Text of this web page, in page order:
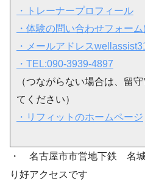
・トレーナープロフィール
・体験の問い合わせフォー
・メールアドレス
・TEL:090-3939-4897
（つながらない場合は、留
てください）
・リフィットのホームページ
・ 名古屋市市営地下鉄 名
り好アクセスです